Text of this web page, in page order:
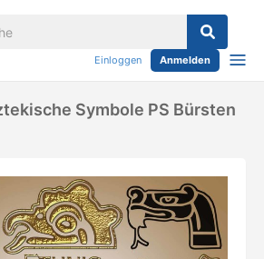
Einloggen Anmelden
Symbole PS Bürsten